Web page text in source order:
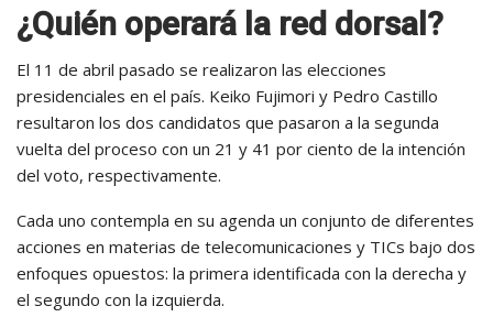
¿Quién operará la red dorsal?
El 11 de abril pasado se realizaron las elecciones
presidenciales en el país. Keiko Fujimori y Pedro Castillo
resultaron los dos candidatos que pasaron a la segunda
vuelta del proceso con un 21 y 41 por ciento de la intención
del voto, respectivamente.
Cada uno contempla en su agenda un conjunto de diferentes
acciones en materias de telecomunicaciones y TICs bajo dos
enfoques opuestos: la primera identificada con la derecha y
el segundo con la izquierda.